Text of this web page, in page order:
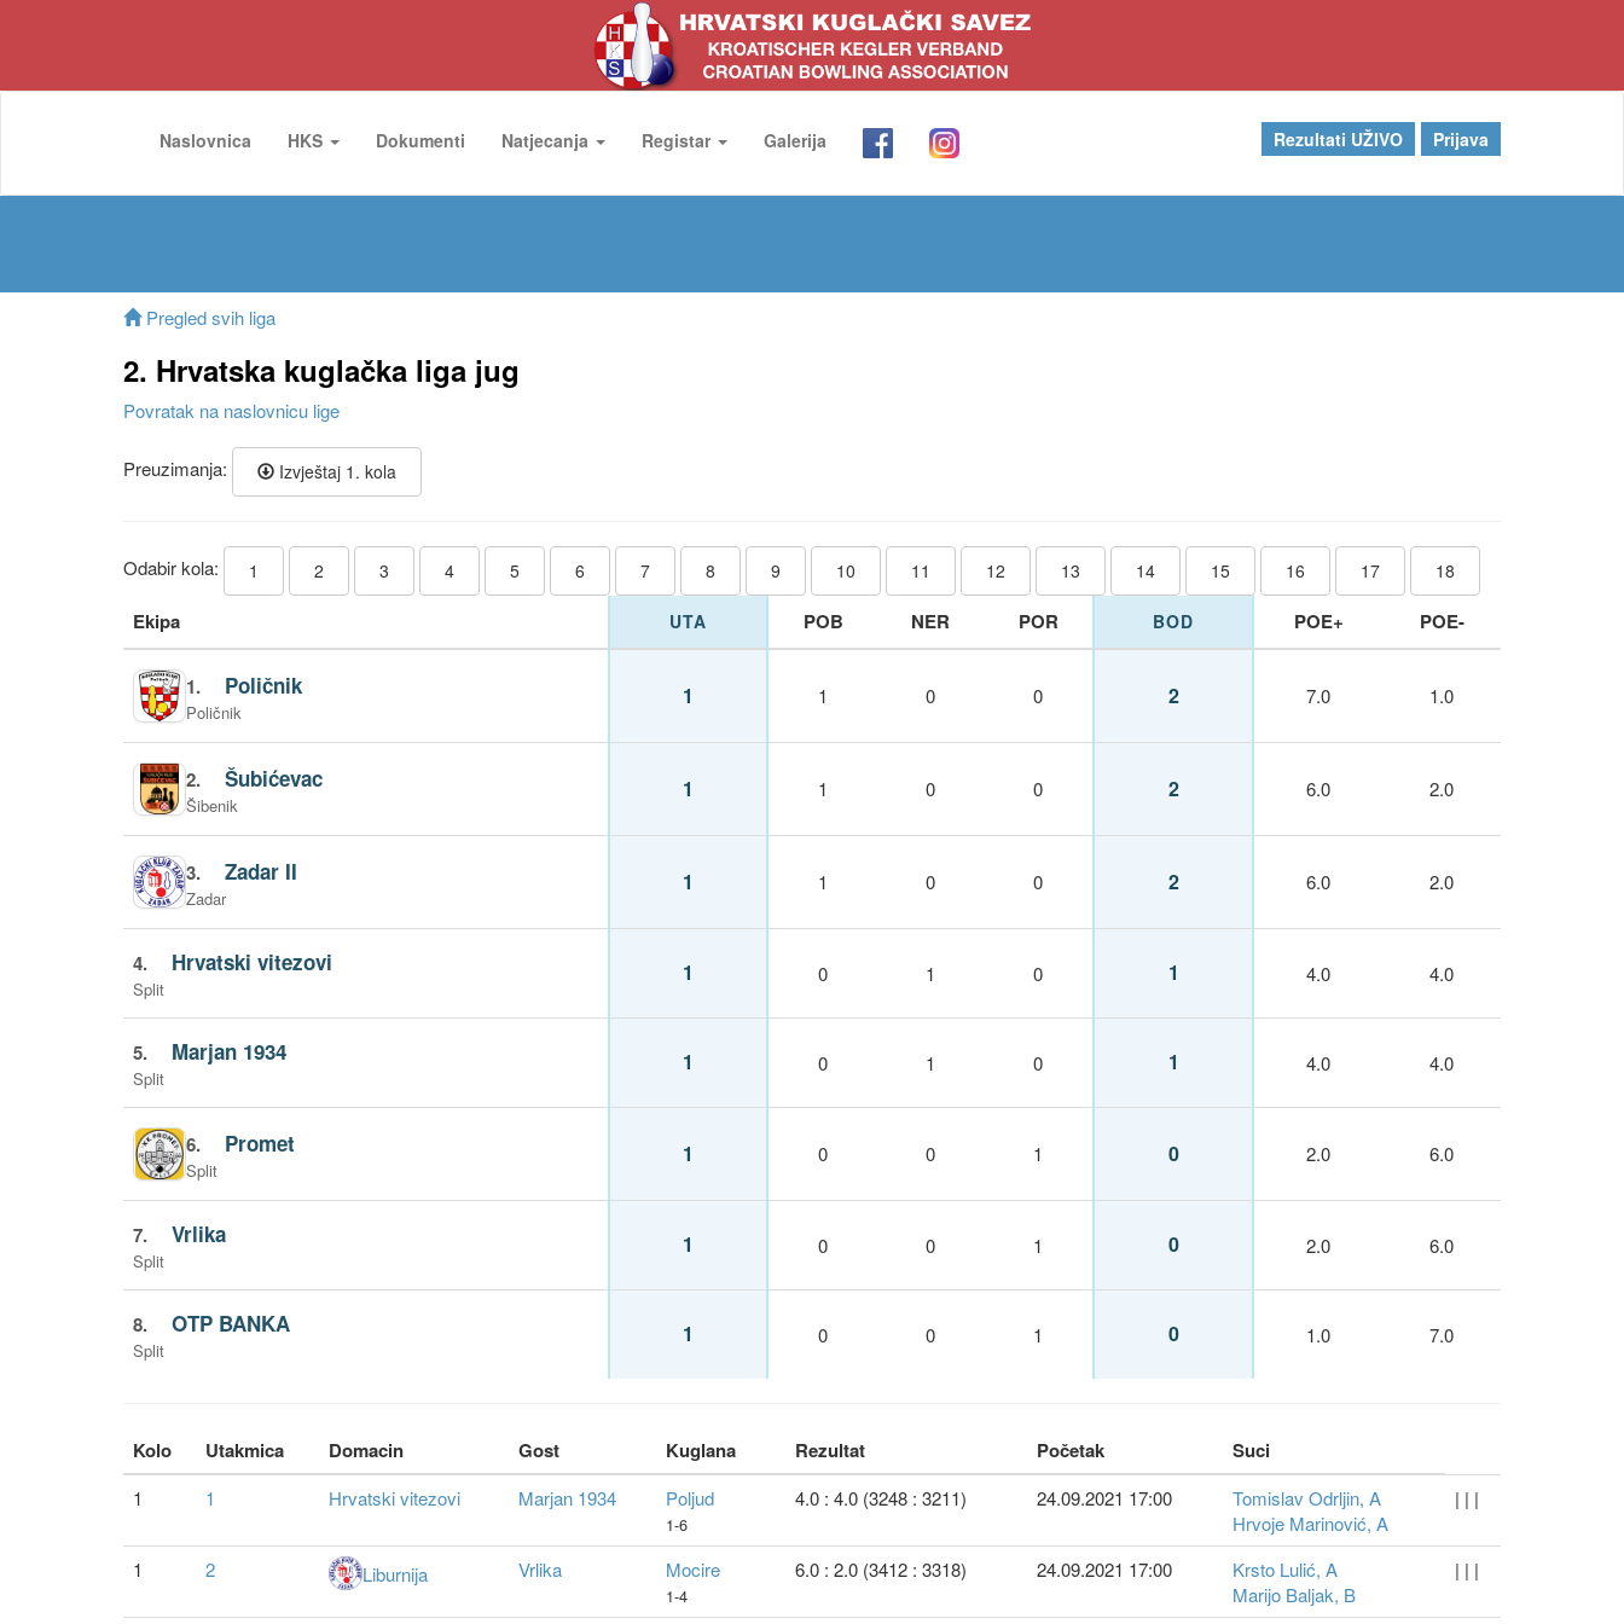
Naslovnica HKS Dokumenti Natjecanja Registar Galerija Rezultati UŽIVO Prijava
Pregled svih liga
2. Hrvatska kuglačka liga jug
Povratak na naslovnicu lige
Preuzimanja: Izvještaj 1. kola
Odabir kola: 1 2 3 4 5 6 7 8 9 10 11 12 13 14 15 16 17 18
Ekipa UTA POB NER POR BOD POE+ POE-
1. Poličnik
Poličnik
1 1 0 0 2 7.0 1.0
2. Šubićevac
Šibenik
1 1 0 0 2 6.0 2.0
3. Zadar II
Zadar
1 1 0 0 2 6.0 2.0
4. Hrvatski vitezovi
Split
1 0 1 0 1 4.0 4.0
5. Marjan 1934
Split
1 0 1 0 1 4.0 4.0
6. Promet
Split
1 0 0 1 0 2.0 6.0
7. Vrlika
Split
1 0 0 1 0 2.0 6.0
8. OTP BANKA
Split
1 0 0 1 0 1.0 7.0
Kolo Utakmica Domacin Gost Kuglana Rezultat Početak Suci
1 1 Hrvatski vitezovi Marjan 1934 Poljud
1-6
4.0 : 4.0 (3248 : 3211) 24.09.2021 17:00
Tomislav Odrljin, A
Hrvoje Marinović, A
| | |
1 2 Liburnija Vrlika Mocire
1-4
6.0 : 2.0 (3412 : 3318) 24.09.2021 17:00
Krsto Lulić, A
Marijo Baljak, B
| | |